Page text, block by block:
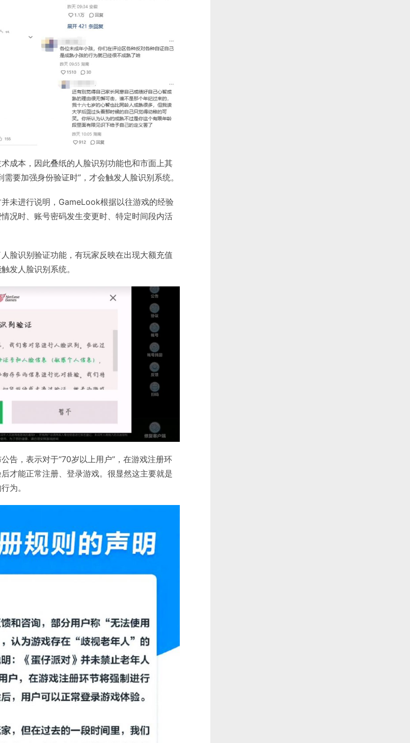
成本，因此叠纸的人脸识别功能也和市面上其
要加强身份验证时”，才会触发人脸识别系统。
未进行说明，GameLook根据以往游戏的经验
况时、账号密码发生变更时、特定时间段内活
脸识别验证功能，有玩家反映在出现大额充值
发人脸识别系统。
告，表示对于“70岁以上用户”，在游戏注册环
才能正常注册、登录游戏。很显然这主要就是
为。